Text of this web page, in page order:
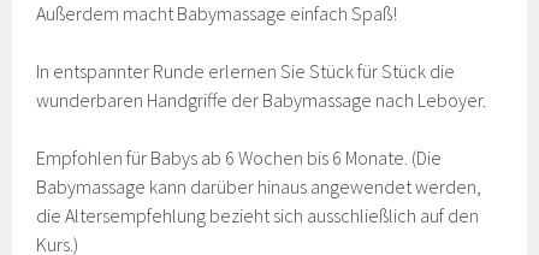
Außerdem macht Babymassage einfach Spaß!
In entspannter Runde erlernen Sie Stück für Stück die
wunderbaren Handgriffe der Babymassage nach Leboyer.
Empfohlen für Babys ab 6 Wochen bis 6 Monate. (Die
Babymassage kann darüber hinaus angewendet werden,
die Altersempfehlung bezieht sich ausschließlich auf den
Kurs.)